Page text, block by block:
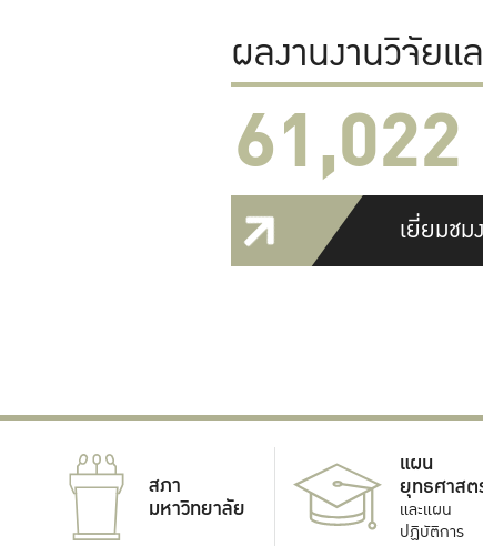
ผลงานงานวิจัยแ
61,022
เยี่ยมช
สภา
มหาวิทยาลัย
แผน
ยุทธศาส
และแผน
ปฏิบัติการ